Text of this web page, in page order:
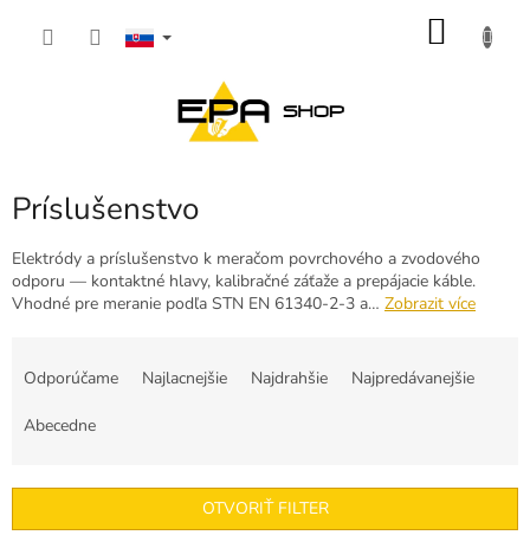
Príslušenstvo
Elektródy a príslušenstvo k meračom povrchového a zvodového
odporu — kontaktné hlavy, kalibračné záťaže a prepájacie káble.
Vhodné pre meranie podľa STN EN 61340-2-3 a… Zobrazit více
p
Odporúčame Najlacnejšie Najdrahšie Najpredávanejšie
Abecedne
OTVORIŤ FILTER